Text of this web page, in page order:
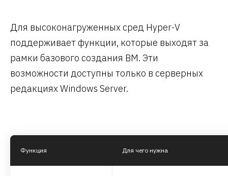
Для высоконагруженных сред Hyper-V
поддерживает функции, которые выходят за
рамки базового создания ВМ. Эти
возможности доступны только в серверных
редакциях Windows Server.
Функция Для чего нужна